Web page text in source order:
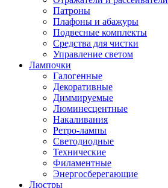
Патроны
Плафоны и абажуры
Подвесные комплекты
Средства для чистки
Управление светом
Лампочки
Галогенные
Декоративные
Диммируемые
Люминесцентные
Накаливания
Ретро-лампы
Светодиодные
Технические
Филаментные
Энергосберегающие
Люстры